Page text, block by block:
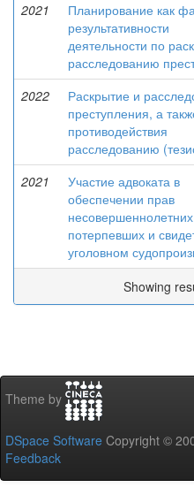
2021
Планирование как
результативности
деятельности по
расследованию
2022
Раскрытие и
преступления, а
противодействия
расследованию
2021
Участие адвоката в
обеспечении прав
несовершеннолетних
потерпевших и
уголовном
Showing
Theme by
DSpace Software Copyright ©
Feedback